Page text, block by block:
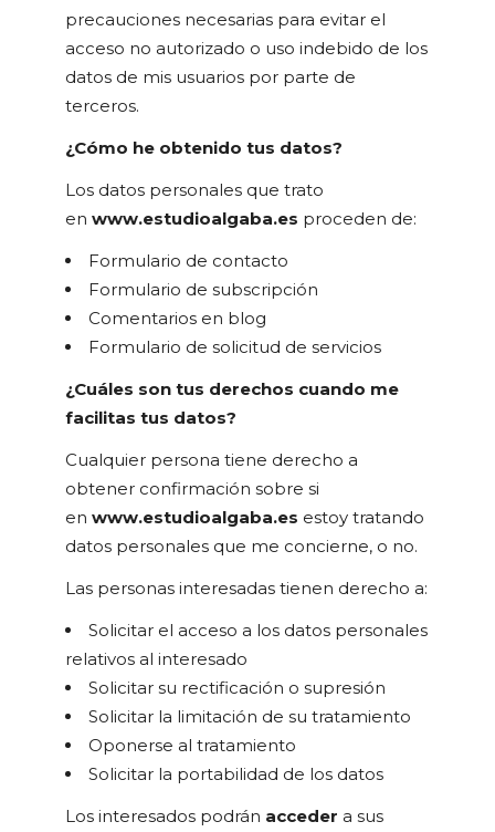
precauciones necesarias para evitar el
acceso no autorizado o uso indebido de los
datos de mis usuarios por parte de
terceros.
¿Cómo he obtenido tus datos?
Los datos personales que trato
en www.estudioalgaba.es proceden de:
Formulario de contacto
Formulario de subscripción
Comentarios en blog
Formulario de solicitud de servicios
¿Cuáles son tus derechos cuando me
facilitas tus datos?
Cualquier persona tiene derecho a
obtener confirmación sobre si
en www.estudioalgaba.es estoy tratando
datos personales que me concierne, o no.
Las personas interesadas tienen derecho a:
Solicitar el acceso a los datos personales
relativos al interesado
Solicitar su rectificación o supresión
Solicitar la limitación de su tratamiento
Oponerse al tratamiento
Solicitar la portabilidad de los datos
Los interesados podrán acceder a sus